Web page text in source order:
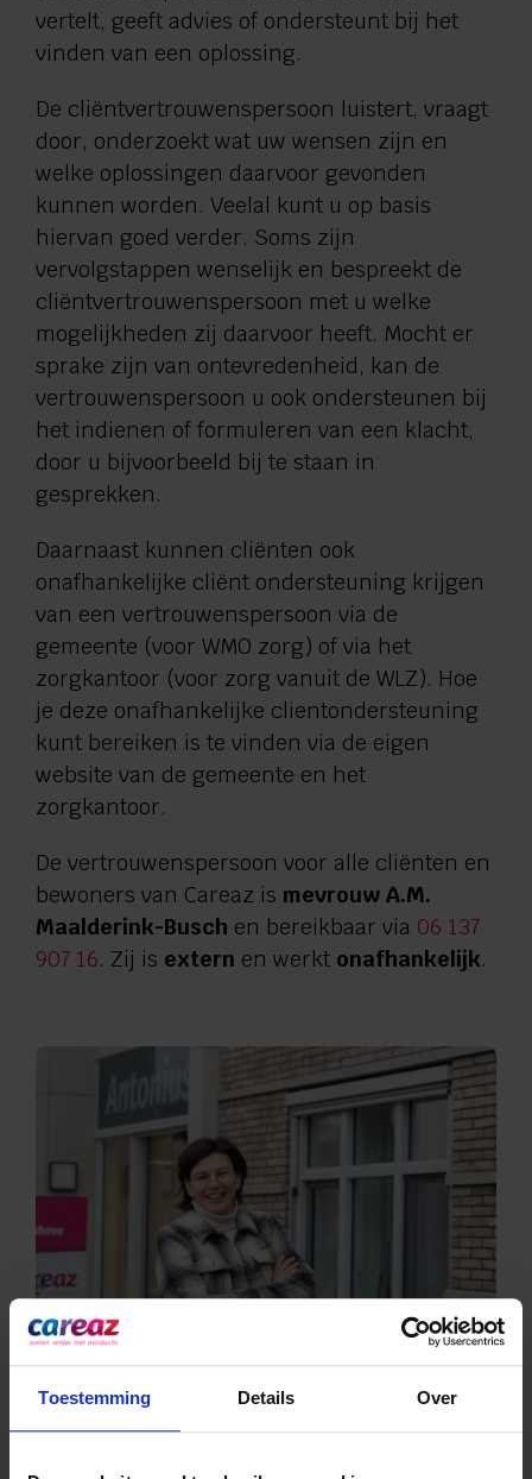
Toestemming Details Over
vertelt, geeft advies of ondersteunt bij het
vinden van een oplossing.
De cliëntvertrouwenspersoon luistert, vraagt
door, onderzoekt wat uw wensen zijn en
welke oplossingen daarvoor gevonden
kunnen worden. Veelal kunt u op basis
hiervan goed verder. Soms zijn
vervolgstappen wenselijk en bespreekt de
cliëntvertrouwenspersoon met u welke
mogelijkheden zij daarvoor heeft. Mocht er
sprake zijn van ontevredenheid, kan de
vertrouwenspersoon u ook ondersteunen bij
het indienen of formuleren van een klacht,
door u bijvoorbeeld bij te staan in
gesprekken.
Daarnaast kunnen cliënten ook
onafhankelijke cliënt ondersteuning krijgen
van een vertrouwenspersoon via de
gemeente (voor WMO zorg) of via het
zorgkantoor (voor zorg vanuit de WLZ). Hoe
je deze onafhankelijke clientondersteuning
kunt bereiken is te vinden via de eigen
website van de gemeente en het
zorgkantoor.
De vertrouwenspersoon voor alle cliënten en
bewoners van Careaz is mevrouw A.M.
Maalderink-Busch en bereikbaar via 06 137
907 16. Zij is extern en werkt onafhankelijk.
Algemene voorwaarden
Samenwerkingspartners
Jaarrekening
Vrienden van Careaz
Familie
Vrijwilligers
Verwijzers
Privacy
Vragen en advies:
088 110 6000
0544 745 555